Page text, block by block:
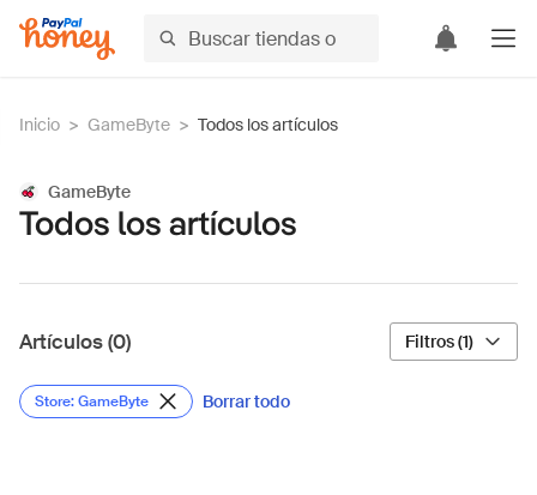
Inicio > GameByte > Todos los artículos
GameByte
Todos los artículos
Artículos (0) Filtros (1)
Store: GameByte Borrar todo